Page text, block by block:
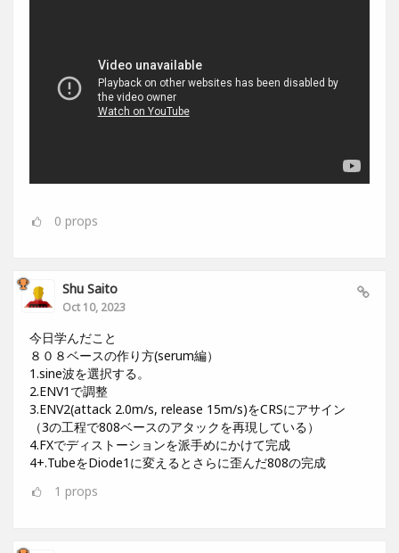
0 props
Shu Saito
Oct 10, 2023
今日学んだこと
８０８ベースの作り方(serum編）
1.sine波を選択する。
2.ENV1で調整
3.ENV2(attack 2.0m/s, release 15m/s)をCRSにアサイン
（3の工程で808ベースのアタックを再現している）
4.FXでディストーションを派手めにかけて完成
4+.TubeをDiode1に変えるとさらに歪んだ808の完成
1 props